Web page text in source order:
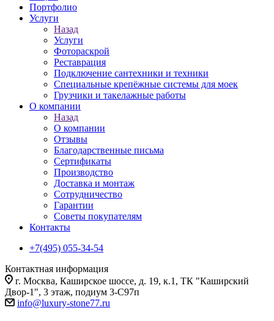
Портфолио
Услуги
Назад
Услуги
Фотораскрой
Реставрация
Подключение сантехники и техники
Специальные крепёжные системы для моек
Грузчики и такелажные работы
О компании
Назад
О компании
Отзывы
Благодарственные письма
Сертификаты
Производство
Доставка и монтаж
Сотрудничество
Гарантии
Советы покупателям
Контакты
+7(495) 055-34-54
Контактная информация
г. Москва, Каширское шоссе, д. 19, к.1, ТК "Каширский
Двор-1", 3 этаж, подиум 3-С97п
info@luxury-stone77.ru